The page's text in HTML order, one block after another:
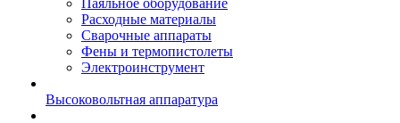
Паяльное оборудование
Расходные материалы
Сварочные аппараты
Фены и термопистолеты
Электроинструмент
Высоковольтная аппаратура